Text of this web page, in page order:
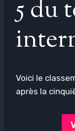
5 du
Voici le
après la